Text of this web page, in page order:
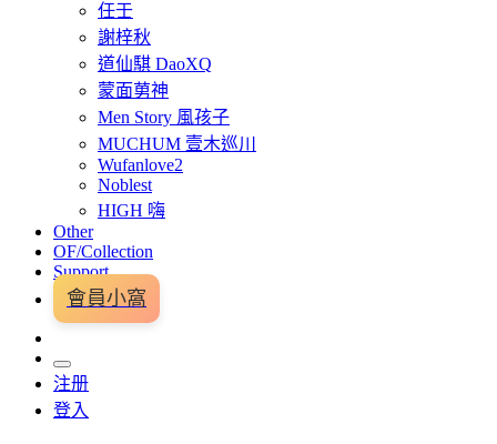
任壬
謝梓秋
道仙騏 DaoXQ
蒙面莮神
Men Story 風孩子
MUCHUM 壹木巡川
Wufanlove2
Noblest
HIGH 嗨
Other
OF/Collection
Support
會員小窩
注册
登入